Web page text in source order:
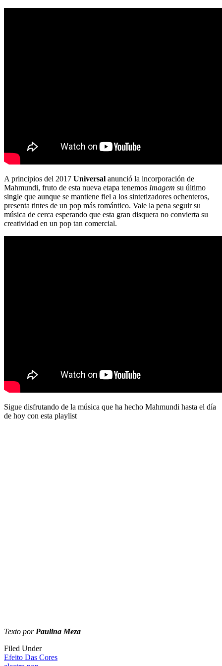
A principios del 2017 Universal anunció la incorporación de
Mahmundi, fruto de esta nueva etapa tenemos Imagem su último
single que aunque se mantiene fiel a los sintetizadores ochenteros,
presenta tintes de un pop más romántico. Vale la pena seguir su
música de cerca esperando que esta gran disquera no convierta su
creatividad en un pop tan comercial.
Sigue disfrutando de la música que ha hecho Mahmundi hasta el día
de hoy con esta playlist
Texto por Paulina Meza
Filed Under
Efeito Das Cores